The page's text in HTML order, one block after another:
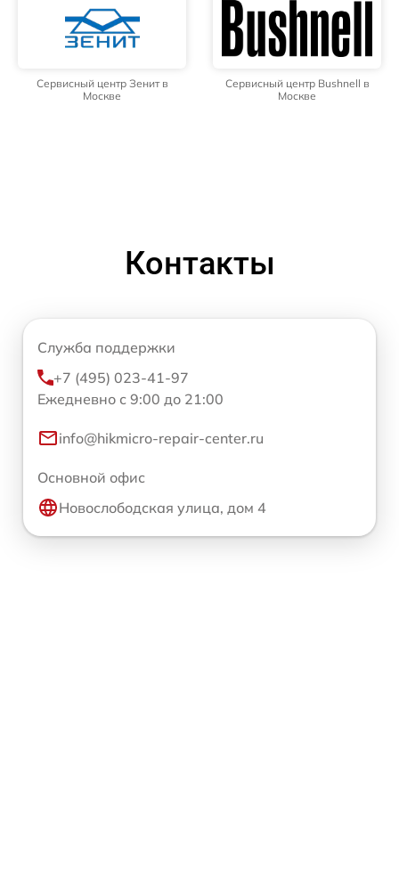
Сервисный центр Зенит в
Москве
Сервисный центр Bushnell в
Москве
Контакты
Служба поддержки
+7 (495) 023-41-97
Ежедневно с 9:00 до 21:00
info@hikmicro-repair-center.ru
Основной офис
Новослободская улица, дом 4